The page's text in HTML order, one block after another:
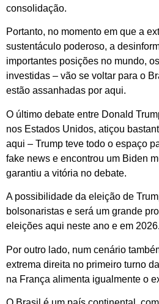
consolidação.
Portanto, no momento em que a
sustentáculo poderoso, a
importantes posições no mundo,
investidas – vão se voltar para o
estão assanhadas por aqui.
O último debate entre Donald
nos Estados Unidos, atiçou
aqui – Trump teve todo o espaço
fake news e encontrou um Biden
garantiu a vitória no debate.
A possibilidade da eleição de
bolsonaristas e será um grande
eleições aqui neste ano e em 2026.
Por outro lado, num cenário
extrema direita no primeiro turno
na França alimenta igualmente o